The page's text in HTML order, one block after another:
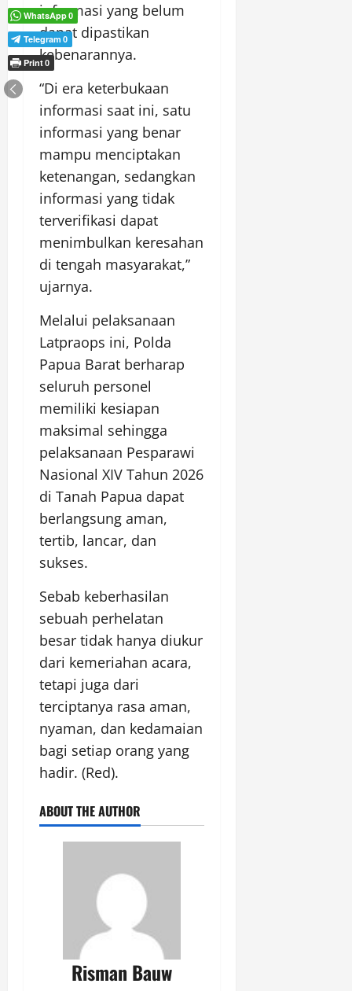
informasi yang belum
dapat dipastikan
kebenarannya.
“Di era keterbukaan
informasi saat ini, satu
informasi yang benar
mampu menciptakan
ketenangan, sedangkan
informasi yang tidak
terverifikasi dapat
menimbulkan keresahan
di tengah masyarakat,”
ujarnya.
Melalui pelaksanaan
Latpraops ini, Polda
Papua Barat berharap
seluruh personel
memiliki kesiapan
maksimal sehingga
pelaksanaan Pesparawi
Nasional XIV Tahun 2026
di Tanah Papua dapat
berlangsung aman,
tertib, lancar, dan
sukses.
Sebab keberhasilan
sebuah perhelatan
besar tidak hanya diukur
dari kemeriahan acara,
tetapi juga dari
terciptanya rasa aman,
nyaman, dan kedamaian
bagi setiap orang yang
hadir. (Red).
ABOUT THE AUTHOR
Risman Bauw
WhatsApp0
Telegram 0
Print0